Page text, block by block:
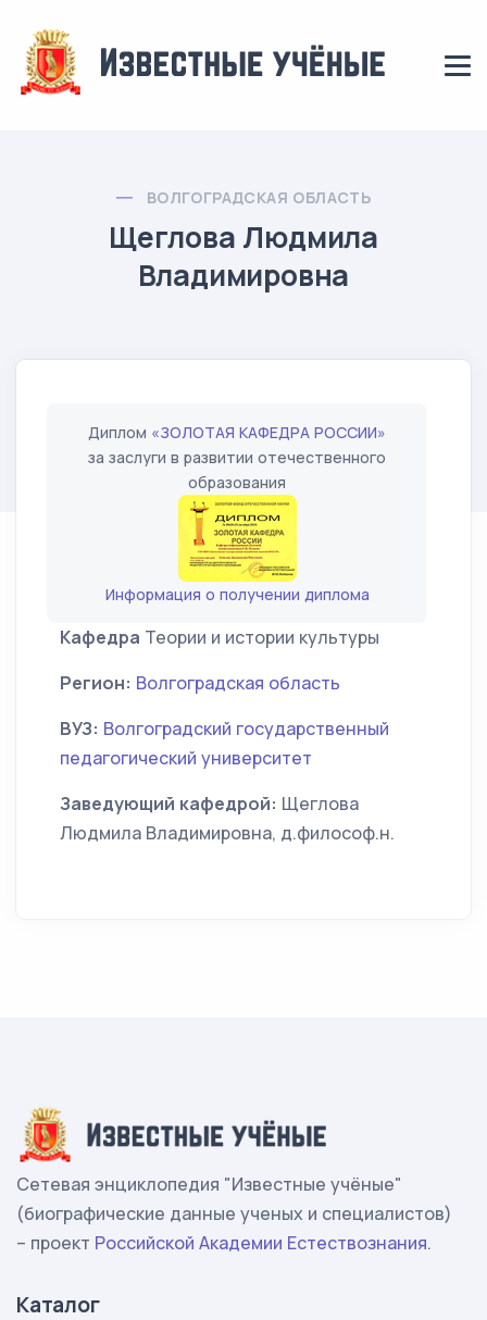
ВОЛГОГРАДСКАЯ ОБЛАСТЬ
Щеглова Людмила
Владимировна
Диплом «ЗОЛОТАЯ КАФЕДРА РОССИИ»
за заслуги в развитии отечественного
образования
Информация о получении диплома
Кафедра Теории и истории культуры
Регион: Волгоградская область
ВУЗ: Волгоградский государственный
педагогический университет
Заведующий кафедрой: Щеглова
Людмила Владимировна, д.философ.н.
Сетевая энциклопедия "Известные учёные"
(биографические данные ученых и специалистов)
– проект Российской Академии Естествознания.
Каталог